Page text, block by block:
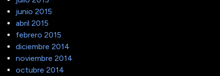
junio 2015
abril 2015
febrero 2015
diciembre 2014
noviembre 2014
octubre 2014